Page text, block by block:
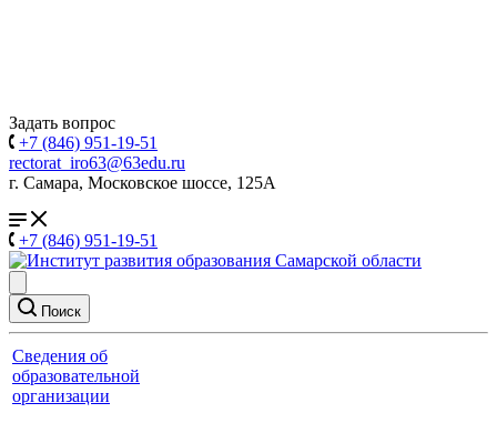
Задать вопрос
+7 (846) 951-19-51
rectorat_iro63@63edu.ru
г. Самара, Московское шоссе, 125А
+7 (846) 951-19-51
Поиск
Сведения об
образовательной
организации